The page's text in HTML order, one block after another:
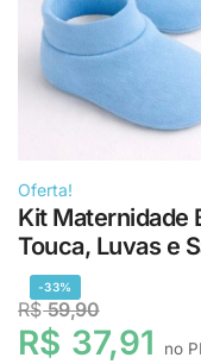
Oferta!
Kit Maternidade
Touca, Luvas e
-33%
R$59,90
R$ 37,91 no